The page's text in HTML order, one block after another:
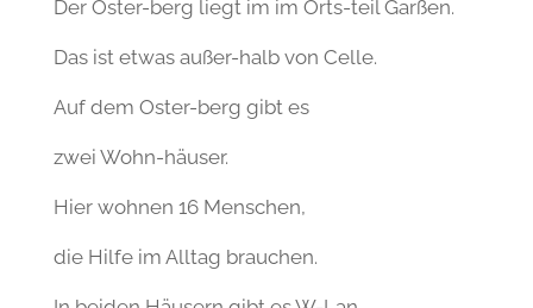
Der Oster-berg liegt im im Orts-teil Garßen.
Das ist etwas außer-halb von Celle.
Auf dem Oster-berg gibt es
zwei Wohn-häuser.
Hier wohnen 16 Menschen,
die Hilfe im Alltag brauchen.